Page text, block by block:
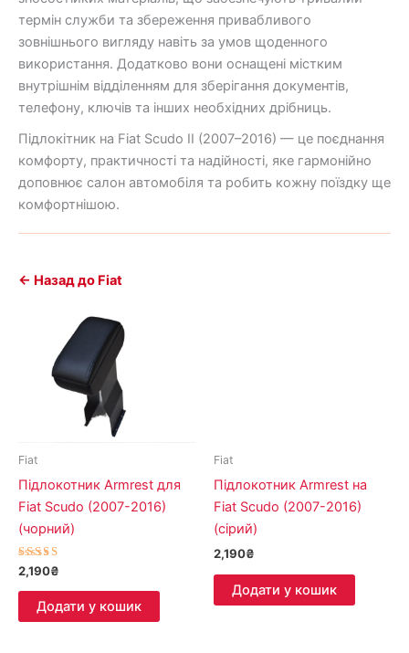
термін служби та збереження привабливого
зовнішнього вигляду навіть за умов щоденного
використання. Додатково вони оснащені містким
внутрішнім відділенням для зберігання документів,
телефону, ключів та інших необхідних дрібниць.
Підлокітник на Fiat Scudo II (2007–2016) — це поєднання
комфорту, практичності та надійності, яке гармонійно
доповнює салон автомобіля та робить кожну поїздку ще
комфортнішою.
← Назад до Fiat
Fiat
Підлокотник Armrest для
Fiat Scudo (2007-2016)
(чорний)
Оцінено в
5.00
з 5
2,190₴
Додати у кошик
Fiat
Підлокотник Armrest на
Fiat Scudo (2007-2016)
(сірий)
2,190₴
Додати у кошик